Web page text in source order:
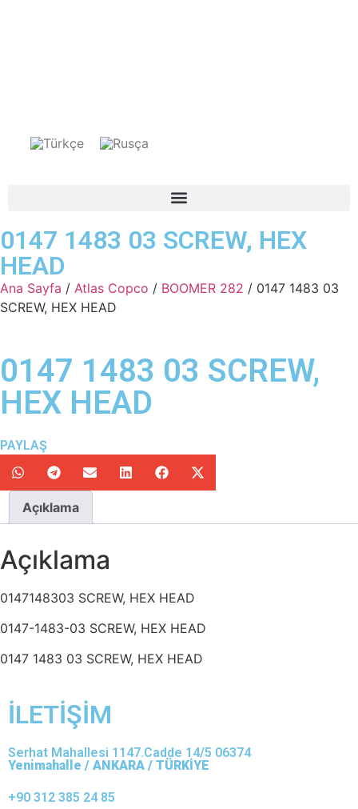
0147 1483 03 SCREW, HEX
HEAD
Ana Sayfa / Atlas Copco / BOOMER 282 / 0147 1483 03
SCREW, HEX HEAD
0147 1483 03 SCREW,
HEX HEAD
PAYLAŞ
Açıklama
Açıklama
0147148303 SCREW, HEX HEAD
0147-1483-03 SCREW, HEX HEAD
0147 1483 03 SCREW, HEX HEAD
İLETİŞİM
Serhat Mahallesi 1147.Cadde 14/5 06374
Yenimahalle / ANKARA / TÜRKİYE
+90 312 385 24 85